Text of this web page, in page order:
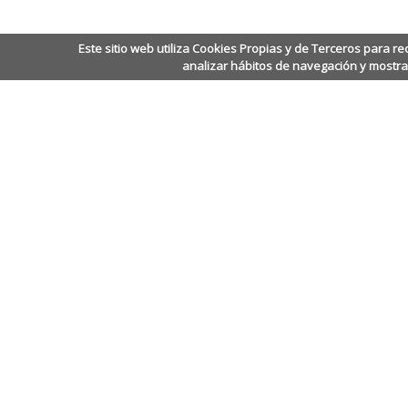
Este sitio web utiliza Cookies Propias y de Terceros para
analizar hábitos de navegación y